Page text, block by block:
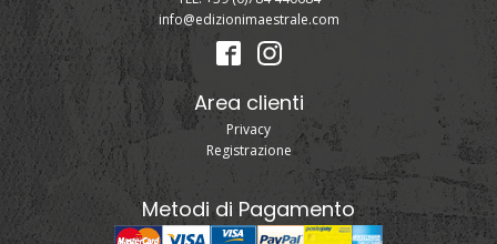
info@edizionimaestrale.com
Area clienti
Privacy
Registrazione
Metodi di Pagamento